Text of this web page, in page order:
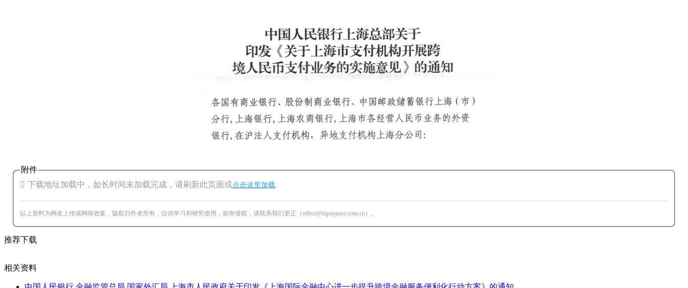
附件
 下载地址加载中，如长时间未加载完成，请刷新此页面或点击这里加载
以上资料为网友上传或网络收集，版权归作者所有，仅供学习和研究使用，如有侵权，请联系我们更正（editor@mpaypass.com.cn）。
推荐下载
相关资料